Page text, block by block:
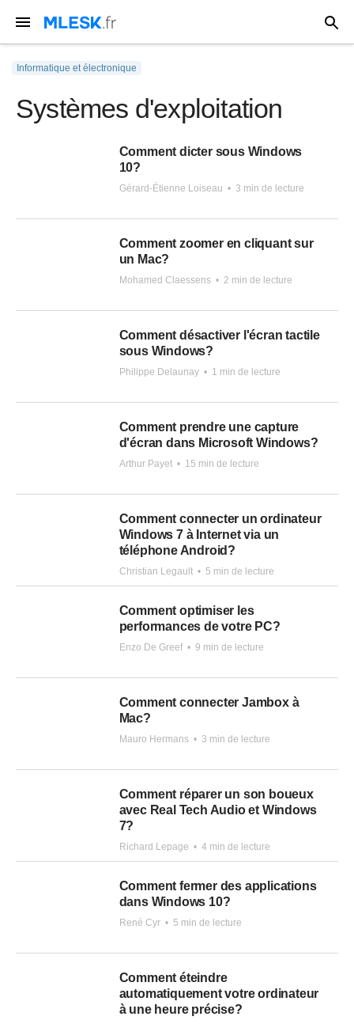
Informatique et électronique
Systèmes d'exploitation
Comment dicter sous Windows
10?
Gérard-Étienne Loiseau • 3 min de lecture
Comment zoomer en cliquant sur
un Mac?
Mohamed Claessens • 2 min de lecture
Comment désactiver l'écran tactile
sous Windows?
Philippe Delaunay • 1 min de lecture
Comment prendre une capture
d'écran dans Microsoft Windows?
Arthur Payet • 15 min de lecture
Comment connecter un ordinateur
Windows 7 à Internet via un
téléphone Android?
Christian Legault • 5 min de lecture
Comment optimiser les
performances de votre PC?
Enzo De Greef • 9 min de lecture
Comment connecter Jambox à
Mac?
Mauro Hermans • 3 min de lecture
Comment réparer un son boueux
avec Real Tech Audio et Windows
7?
Richard Lepage • 4 min de lecture
Comment fermer des applications
dans Windows 10?
René Cyr • 5 min de lecture
Comment éteindre
automatiquement votre ordinateur
à une heure précise?